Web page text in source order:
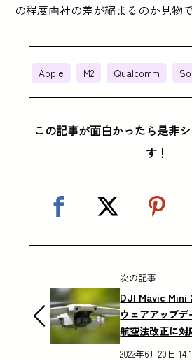
の程度両社の差が縮まるのか見物で
Apple M2 Qualcomm
この記事が面白かったら是非
す！
次の記事
DJI Mavic Mini
ウェアアップ
航空法改正に対
2022年6月20日